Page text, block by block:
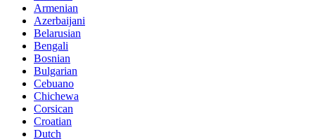
Armenian
Azerbaijani
Belarusian
Bengali
Bosnian
Bulgarian
Cebuano
Chichewa
Corsican
Croatian
Dutch